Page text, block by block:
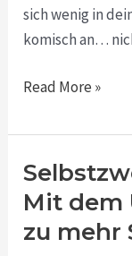
sich wenig in
komisch an…
Read More »
Mit dem
zu mehr
Selbstzweifel
überwinden:
dem